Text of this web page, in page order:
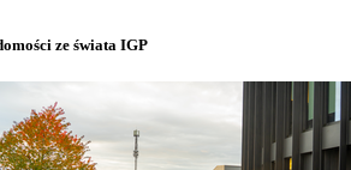
ze świata IGP